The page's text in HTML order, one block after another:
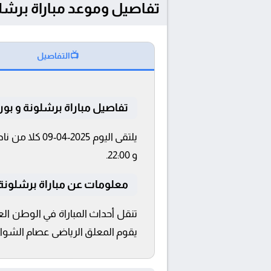
تفاصيل وموعد مباراة برشلونة و بوروسيا
📺التفاصيل
تفاصيل مباراة برشلونة و
و 22:00.
معلومات عن مباراة برشلونة و
يقوم المعلق الرياضى عصام